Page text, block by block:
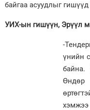
Зурхай
байгаа асуудлыг
УИХ-ын гишүүн, Эрүүл
-
үнийн
байна.